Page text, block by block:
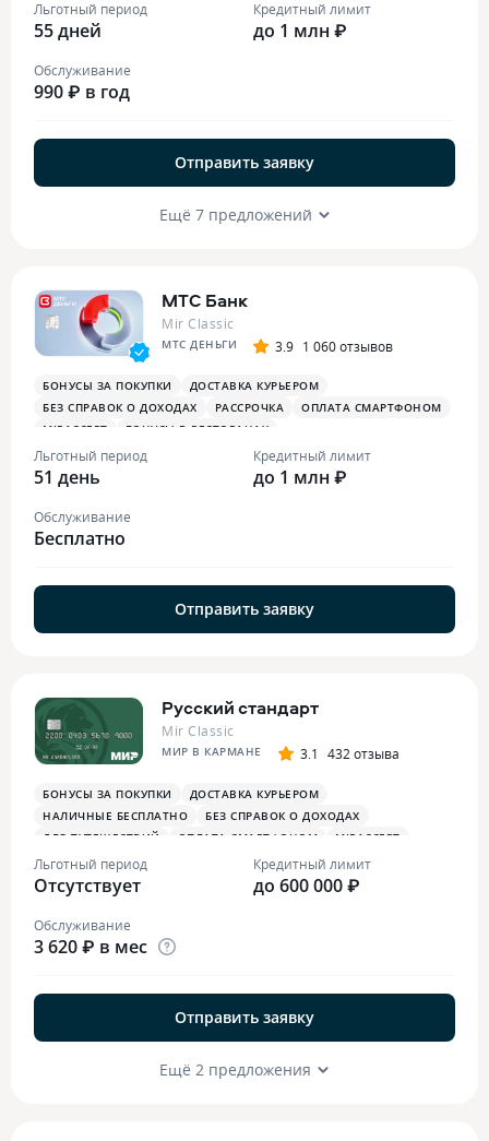
БОНУСЫ В РЕСТОРАНАХ ПЛАТЕЖНЫЙ СТИКЕР
Льготный период
55 дней
Кредитный лимит
до 1 млн ₽
Обслуживание
990 ₽ в год
Отправить заявку
Ещё 7 предложений
МТС Банк
Mir Classic
МТС ДЕНЬГИ 3.9 1 060 отзывов
БОНУСЫ ЗА ПОКУПКИ
ДОСТАВКА КУРЬЕРОМ
БЕЗ СПРАВОК О ДОХОДАХ
РАССРОЧКА
ОПЛАТА СМАРТФОНОМ
MIRACCEPT
БОНУСЫ В РЕСТОРАНАХ
Льготный период
51 день
Кредитный лимит
до 1 млн ₽
Обслуживание
Бесплатно
Отправить заявку
Русский стандарт
Mir Classic
МИР В КАРМАНЕ 3.1 432 отзыва
БОНУСЫ ЗА ПОКУПКИ
ДОСТАВКА КУРЬЕРОМ
НАЛИЧНЫЕ БЕСПЛАТНО
БЕЗ СПРАВОК О ДОХОДАХ
ДЛЯ ПУТЕШЕСТВИЙ
ОПЛАТА СМАРТФОНОМ
MIRACCEPT
ДЛЯ САМОЗАНЯТЫХ
БОНУСЫ В СУПЕРМАРКЕТАХ
ПЛАТЕЖНЫЙ СТИКЕР
Льготный период
Отсутствует
Кредитный лимит
до 600 000 ₽
Обслуживание
3 620 ₽ в мес
Отправить заявку
Ещё 2 предложения